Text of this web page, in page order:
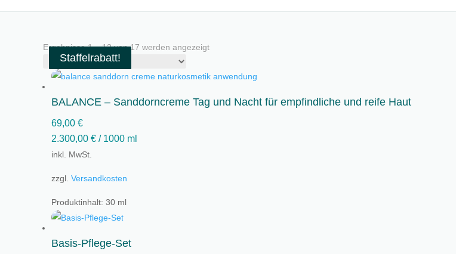
Ergebnisse 1 – 12 von 17 werden angezeigt
Staffelrabatt!
BALANCE – Sanddorncreme Tag und Nacht für empfindliche und reife Haut
69,00 €
2.300,00 € / 1000 ml
inkl. MwSt.
zzgl. Versandkosten
Produktinhalt: 30 ml
Basis-Pflege-Set
Staffelrabatt!
Staffelrabatt!
Staffelrabatt!
Staffelrabatt!
Staffelrabatt!
Staffelrabatt!
Staffelrabatt!